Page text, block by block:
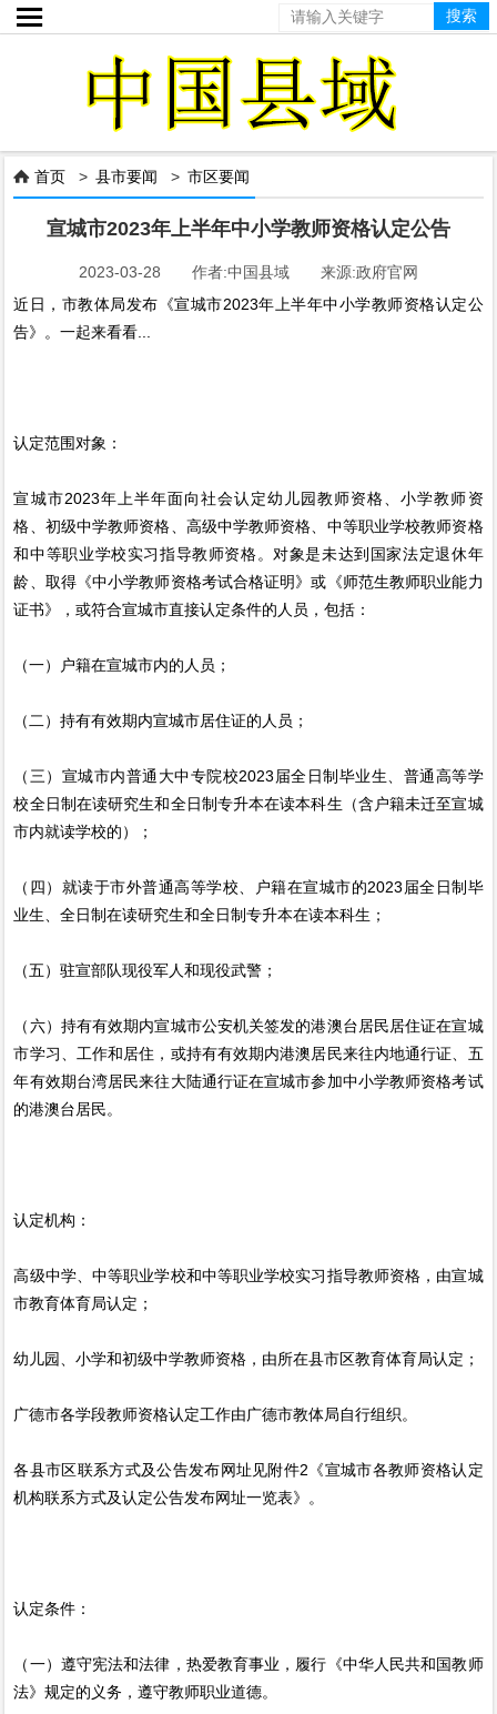

 首页 >县市要闻 >市区要闻
宣城市2023年上半年中小学教师资格认定公告
2023-03-28 作者:中国县域 来源:政府官网
近日，市教体局发布《宣城市2023年上半年中小学教师资格认定公
告》。一起来看看...
认定范围对象：
宣城市2023年上半年面向社会认定幼儿园教师资格、小学教师资
格、初级中学教师资格、高级中学教师资格、中等职业学校教师资格
和中等职业学校实习指导教师资格。对象是未达到国家法定退休年
龄、取得《中小学教师资格考试合格证明》或《师范生教师职业能力
证书》，或符合宣城市直接认定条件的人员，包括：
（一）户籍在宣城市内的人员；
（二）持有有效期内宣城市居住证的人员；
（三）宣城市内普通大中专院校2023届全日制毕业生、普通高等学
校全日制在读研究生和全日制专升本在读本科生（含户籍未迁至宣城
市内就读学校的）；
（四）就读于市外普通高等学校、户籍在宣城市的2023届全日制毕
业生、全日制在读研究生和全日制专升本在读本科生；
（五）驻宣部队现役军人和现役武警；
（六）持有有效期内宣城市公安机关签发的港澳台居民居住证在宣城
市学习、工作和居住，或持有有效期内港澳居民来往内地通行证、五
年有效期台湾居民来往大陆通行证在宣城市参加中小学教师资格考试
的港澳台居民。
认定机构：
高级中学、中等职业学校和中等职业学校实习指导教师资格，由宣城
市教育体育局认定；
幼儿园、小学和初级中学教师资格，由所在县市区教育体育局认定；
广德市各学段教师资格认定工作由广德市教体局自行组织。
各县市区联系方式及公告发布网址见附件2《宣城市各教师资格认定
机构联系方式及认定公告发布网址一览表》。
认定条件：
（一）遵守宪法和法律，热爱教育事业，履行《中华人民共和国教师
法》规定的义务，遵守教师职业道德。